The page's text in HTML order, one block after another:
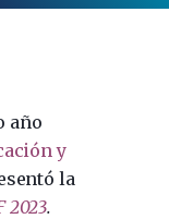
año
y
la
2023.